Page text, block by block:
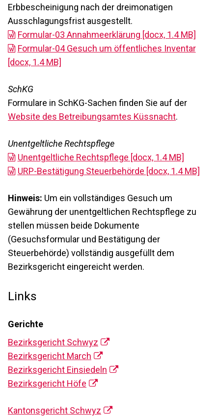
Erbbescheinigung nach der dreimonatigen
Ausschlagungsfrist ausgestellt.
Formular-03 Annahmeerklärung [docx, 1.4 MB]
Formular-04 Gesuch um öffentliches Inventar
[docx, 1.4 MB]
SchKG
Formulare in SchKG-Sachen finden Sie auf der
Website des Betreibungsamtes Küssnacht.
Unentgeltliche Rechtspflege
Unentgeltliche Rechtspflege [docx, 1.4 MB]
URP-Bestätigung Steuerbehörde [docx, 1.4 MB]
Hinweis: Um ein vollständiges Gesuch um
Gewährung der unentgeltlichen Rechtspflege zu
stellen müssen beide Dokumente
(Gesuchsformular und Bestätigung der
Steuerbehörde) vollständig ausgefüllt dem
Bezirksgericht eingereicht werden.
Links
Gerichte
Bezirksgericht Schwyz
Bezirksgericht March
Bezirksgericht Einsiedeln
Bezirksgericht Höfe
Kantonsgericht Schwyz